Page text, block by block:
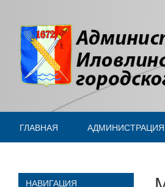
ГЛАВНАЯ АДМИНИСТРАЦИЯ
НАВИГАЦИЯ